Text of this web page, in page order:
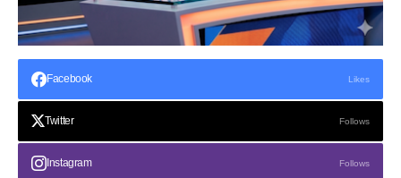
Facebook Likes
Twitter Follows
Instagram Follows